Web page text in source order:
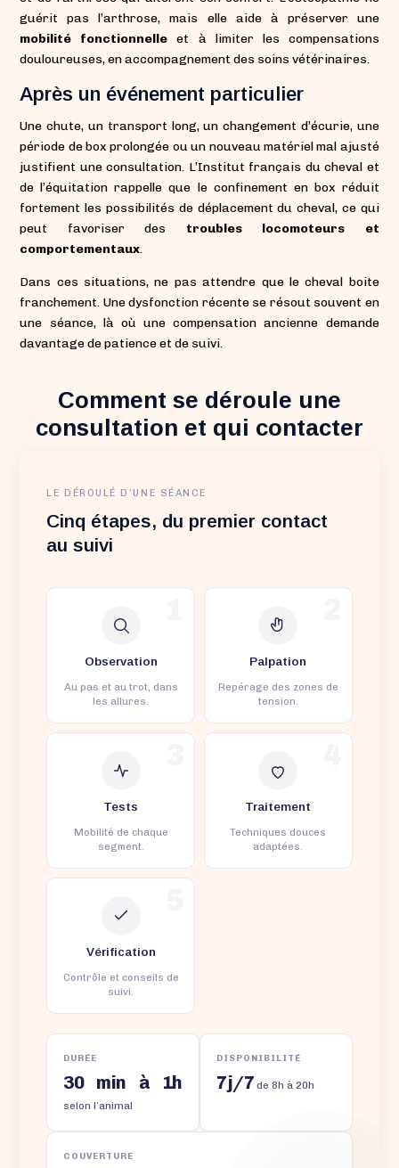
guérit pas l’arthrose, mais elle aide à préserver une
mobilité fonctionnelle et à limiter les compensations
douloureuses, en accompagnement des soins vétérinaires.
Après un événement particulier
Une chute, un transport long, un changement d’écurie, une
période de box prolongée ou un nouveau matériel mal ajusté
justifient une consultation. L’Institut français du cheval et
de l’équitation rappelle que le confinement en box réduit
fortement les possibilités de déplacement du cheval, ce qui
peut favoriser des troubles locomoteurs et
comportementaux.
Dans ces situations, ne pas attendre que le cheval boite
franchement. Une dysfonction récente se résout souvent en
une séance, là où une compensation ancienne demande
davantage de patience et de suivi.
Comment se déroule une
consultation et qui contacter
LE DÉROULÉ D’UNE SÉANCE
Cinq étapes, du premier contact
au suivi
Observation
Au pas et au trot, dans
les allures.
Palpation
Repérage des zones de
tension.
Tests
Mobilité de chaque
segment.
Traitement
Techniques douces
adaptées.
Vérification
Contrôle et conseils de
suivi.
DURÉE
30 min à 1h
selon l’animal
DISPONIBILITÉ
7j/7 de 8h à 20h
COUVERTURE